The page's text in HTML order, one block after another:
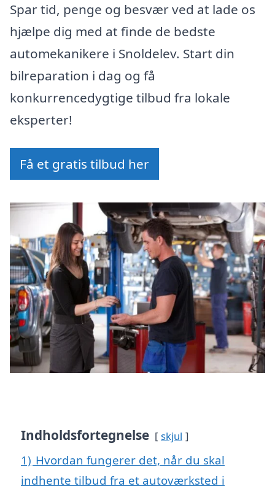
Spar tid, penge og besvær ved at lade os
hjælpe dig med at finde de bedste
automekanikere i Snoldelev. Start din
bilreparation i dag og få
konkurrencedygtige tilbud fra lokale
eksperter!
Få et gratis tilbud her
Indholdsfortegnelse skjul
1) Hvordan fungerer det, når du skal
indhente tilbud fra et autoværksted i